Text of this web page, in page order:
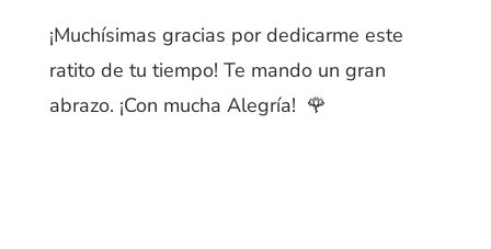
¡Muchísimas gracias por dedicarme este
ratito de tu tiempo! Te mando un gran
abrazo. ¡Con mucha Alegría! 🌹